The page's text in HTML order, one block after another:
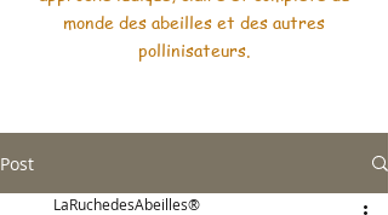
monde des abeilles et des autres
pollinisateurs.
Post
LaRuchedesAbeilles®